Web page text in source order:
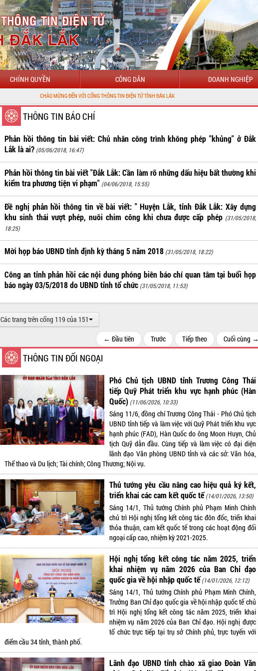
CHÍNH QUYỀN CÔNG DÂN DOANH NGHIỆP
CHÀO MỪNG ĐẾN VỚI CỔNG THÔNG TIN ĐIỆN TỬ TỈNH ĐẮK LẮK
THÔNG TIN BÁO CHÍ
Phản hồi thông tin bài viết: Chủ nhân công trình không phép "khủng" ở Đắk
Lắk là ai? (05/06/2018, 16:47)
Phản hồi thông tin bài viết "Đắk Lắk: Cần làm rõ những dấu hiệu bất thường khi
kiểm tra phương tiện vi phạm" (04/06/2018, 15:55)
Đề nghị phản hồi thông tin về bài viết: " Huyện Lắk, tỉnh Đắk Lắk: Xây dựng
khu sinh thái vượt phép, nuôi chim công khi chưa được cấp phép (31/05/2018,
18:25)
Mời họp báo UBND tỉnh định kỳ tháng 5 năm 2018 (31/05/2018, 18:22)
Công an tỉnh phản hồi các nội dung phóng biên báo chí quan tâm tại buổi họp
báo ngày 03/5/2018 do UBND tỉnh tổ chức (31/05/2018, 11:53)
Các trang trên cổng 119 của 151
← Đầu tiên Trước Tiếp theo Cuối cùng →
THÔNG TIN ĐỐI NGOẠI
Phó Chủ tịch UBND tỉnh Trương Công Thái
tiếp Quỹ Phát triển khu vực hạnh phúc (Hàn
Quốc) (11/06/2026, 10:33)
Sáng 11/6, đồng chí Trương Công Thái - Phó Chủ tịch
UBND tỉnh tiếp và làm việc với Quỹ Phát triển khu vực
hạnh phúc (FAD), Hàn Quốc do ông Moon Huyn, Chủ
tịch Quỹ dẫn đầu. Cùng tiếp và làm việc có đại diện
lãnh đạo Văn phòng UBND tỉnh và các sở: Văn hóa,
Thể thao và Du lịch; Tài chính; Công Thương; Nội vụ.
Thủ tướng yêu cầu nâng cao hiệu quả ký kết,
triển khai các cam kết quốc tế (14/01/2026, 13:50)
Sáng 14/1, Thủ tướng Chính phủ Phạm Minh Chính
chủ trì Hội nghị tổng kết công tác đôn đốc, triển khai
thỏa thuận, cam kết quốc tế trong các hoạt động đối
ngoại cấp cao, nhiệm kỳ 2021-2025.
Hội nghị tổng kết công tác năm 2025, triển
khai nhiệm vụ năm 2026 của Ban Chỉ đạo
quốc gia về hội nhập quốc tế (14/01/2026, 12:12)
Sáng 14/1, Thủ tướng Chính phủ Phạm Minh Chính,
Trưởng Ban Chỉ đạo quốc gia về hội nhập quốc tế chủ
trì Hội nghị tổng kết công tác năm 2025, triển khai
nhiệm vụ năm 2026 của Ban Chỉ đạo. Hội nghị được
tổ chức trực tiếp tại trụ sở Chính phủ, trực tuyến với
điểm cầu 34 tỉnh, thành phố.
Lãnh đạo UBND tỉnh chào xã giao Đoàn Văn